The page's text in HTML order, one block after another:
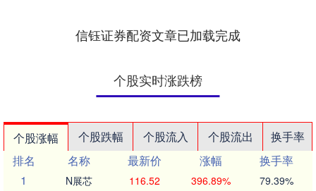
信钰证券配资文章已加载完成
个股实时涨跌榜
个股涨幅 个股跌幅 个股流入 个股流出
换手率
排名
名称 最新价 涨幅
换手率
1
N展芯 116.52 396.89% 79.39%